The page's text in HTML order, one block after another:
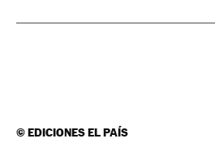
©EDICIONES EL PAÍS